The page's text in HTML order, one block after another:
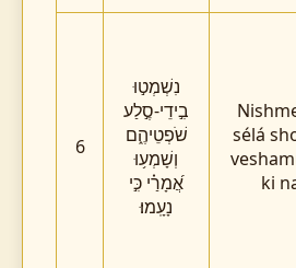
6
נִשְׁמְט֣וּ
בִ֣ידֵי-סֶ֣לַע
שֹׁפְטֵיהֶ֑ם
וְשָׁמְע֥וּ
אֲ֝מָרַ֗י כִּ֣י
נָעָֽמוּ׃
sélá
ki